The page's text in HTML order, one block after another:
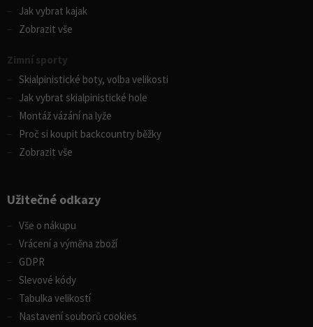
Jak vybrat kajak
Zobrazit vše
Zimní sporty
Skialpinistické boty, volba velikosti
Jak vybrat skialpinistické hole
Montáž vázání na lyže
Proč si koupit backcountry běžky
Zobrazit vše
Užitečné odkazy
Vše o nákupu
Vrácení a výměna zboží
GDPR
Slevové kódy
Tabulka velikostí
Nastavení souborů cookies